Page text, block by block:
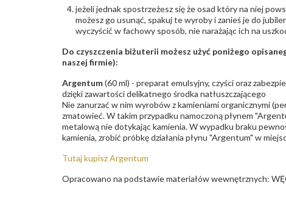
jeżeli jednak spostrzeżesz się że osad który na niej
możesz go usunąć, spakuj te wyroby i zanieś je do
wyczyścić w fachowy sposób, nie narażając ich na
Do czyszczenia biżuterii możesz użyć poniżego
naszej firmie):
Argentum(60 ml) - preparat emulsyjny, czyści oraz
dzięki zawartości delikatnego środka natłuszczającego
Nie zanurzać w nim wyrobów z kamieniami organicznymi
zmatowieć. W takim przypadku namoczoną płynem
metalową nie dotykając kamienia. W wypadku braku
kamienia, zrobić próbkę działania płynu "Argentum" w
Tutaj kupisz Argentum
Opracowano na podstawie materiałów wewnętrznych: